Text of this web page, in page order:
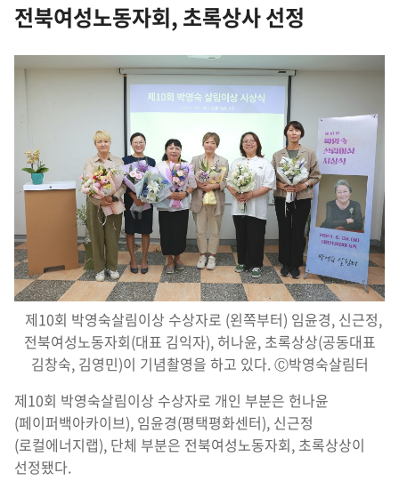
전북여성노동자회, 초록상사 선정
제10회 박영숙살림이상 수상자로 (왼쪽부터) 임윤경, 신근정,
전북여성노동자회(대표 김익자), 허나윤, 초록상상(공동대표
김창숙, 김영민)이 기념촬영을 하고 있다. Ⓒ박영숙살림터
제10회 박영숙살림이상 수상자로 개인 부분은 헌나윤
(페이퍼백아카이브), 임윤경(평택평화센터), 신근정
(로컬에너지랩), 단체 부분은 전북여성노동자회, 초록상상이
선정됐다.